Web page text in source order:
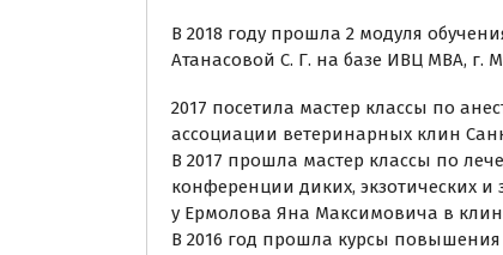
В 2018 году прошла 2 модуля
Атанасовой С. Г. на базе ИВЦ МВА, г.
2017 посетила мастер классы по
ассоциации ветеринарных клин
В 2017 прошла мастер классы по
конференции диких, экзотических
у Ермолова Яна Максимовича в
В 2016 год прошла курсы